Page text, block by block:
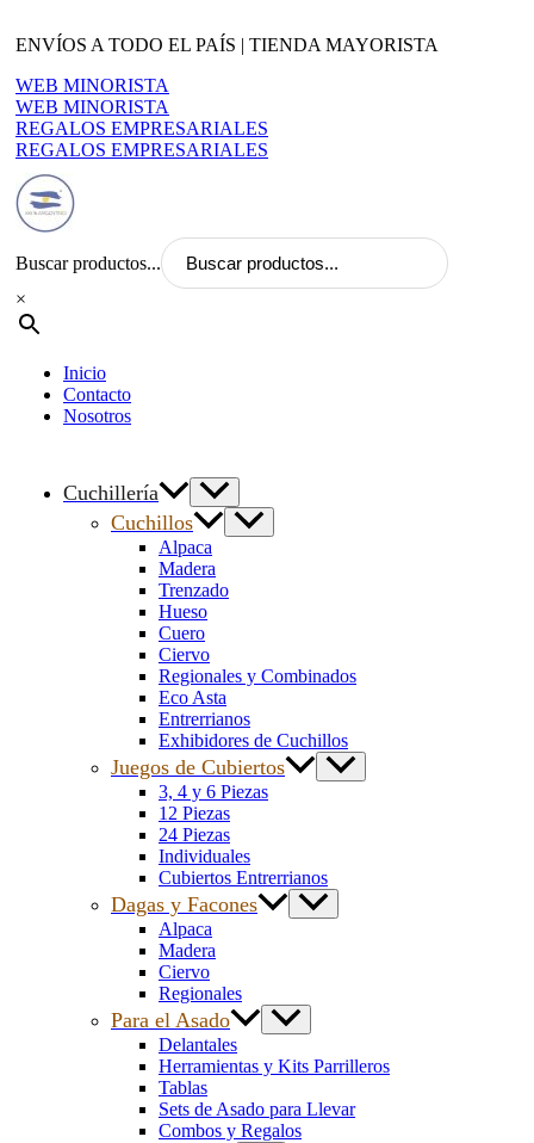
al
ENVÍOS A TODO EL PAÍS | TIENDA MAYORISTA
WEB MINORISTA
WEB MINORISTA
REGALOS EMPRESARIALES
REGALOS EMPRESARIALES
Buscar productos...
×
Inicio
Contacto
Nosotros
Cuchillería
Cuchillos
Alpaca
Madera
Trenzado
Hueso
Cuero
Ciervo
Regionales y Combinados
Eco Asta
Entrerrianos
Exhibidores de Cuchillos
Juegos de Cubiertos
3, 4 y 6 Piezas
12 Piezas
24 Piezas
Individuales
Cubiertos Entrerrianos
Dagas y Facones
Alpaca
Madera
Ciervo
Regionales
Para el Asado
Delantales
Herramientas y Kits Parrilleros
Tablas
Sets de Asado para Llevar
Combos y Regalos